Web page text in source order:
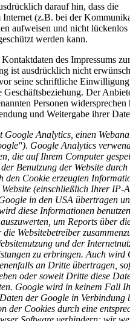
darauf hin, dass die
Internet (z.B. bei der
aufweisen und nicht lückenlos
werden kann.
des Impressums zur
ist ausdrücklich nicht
seine schriftliche
Geschäftsbeziehung. Der
Personen
und Weitergabe ihrer
Google Analytics, einen
Google Analytics
die auf Ihrem Computer
Benutzung der Website durch
den Cookie erzeugten
(einschließlich Ihrer IP-
in den USA übertragen
diese Informationen
um Reports über
Websitebetreiber
und der
zu erbringen. Auch wird
an Dritte übertragen,
oder soweit Dritte diese
Google wird in keinem Fall
der Google in Verbindung
der Cookies durch eine